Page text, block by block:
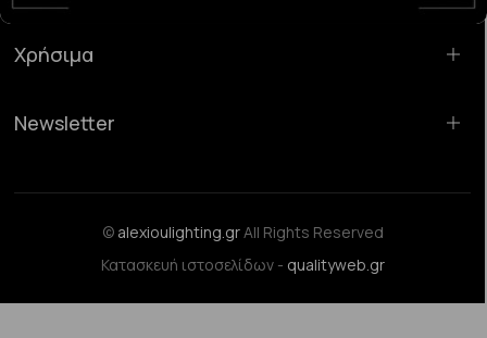
Χρήσιμα
Newsletter
© alexioulighting.grAll Rights Reserved
Κατασκευή ιστοσελίδων - qualityweb.gr